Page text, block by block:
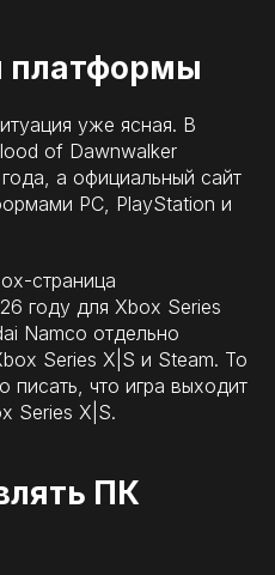
платформы
уже ясная. В
of Dawnwalker
а официальный сайт
PC, PlayStation и
страница
году для Xbox Series
Namco отдельно
Series X|S и Steam. То
писать, что игра выходит
Series X|S.
ПК